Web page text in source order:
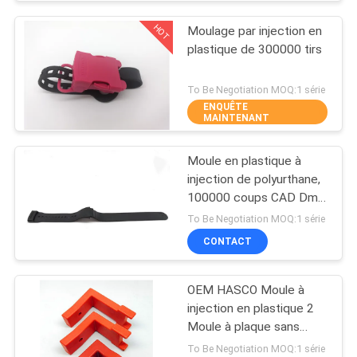
CONTRÔLE
QUALITÉ
NOUS
UNE
CITATION
Mousse d'injection
pour appareils
électroménagers
25
Moule à injection
surmues
12
HOT
Moulage par injection en
plastique de 300000 tirs
To Be Negotiation MOQ:1 série
ENQUÊTE
MAINTENANT
Moule en plastique à
injection de polyurthane,
100000 coups CAD Dme
Moule
To Be Negotiation MOQ:1 série
CONTACT
OEM HASCO Moule à
injection en plastique 2
Moule à plaque sans
marquage
To Be Negotiation MOQ:1 série